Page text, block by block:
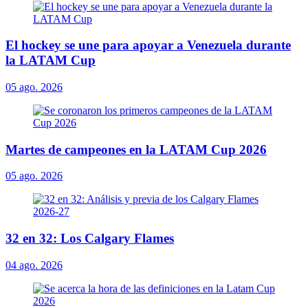
El hockey se une para apoyar a Venezuela durante
la LATAM Cup
05 ago. 2026
Martes de campeones en la LATAM Cup 2026
05 ago. 2026
32 en 32: Los Calgary Flames
04 ago. 2026